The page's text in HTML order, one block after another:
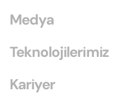
Medya
Teknolojilerimiz
Kariyer